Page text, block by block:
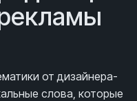
от дизайнера-
слова, которые